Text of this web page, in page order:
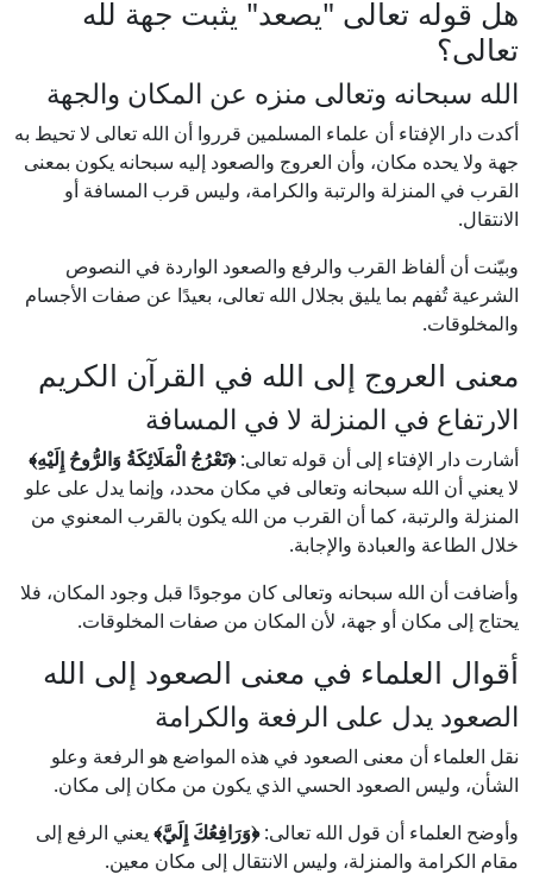
هل قوله تعالى "يصعد" يثبت جهة لله
تعالى؟
الله سبحانه وتعالى منزه عن المكان والجهة
أكدت دار الإفتاء أن علماء المسلمين قرروا أن الله تعالى لا تحيط به
جهة ولا يحده مكان، وأن العروج والصعود إليه سبحانه يكون بمعنى
القرب في المنزلة والرتبة والكرامة، وليس قرب المسافة أو
الانتقال.
وبيّنت أن ألفاظ القرب والرفع والصعود الواردة في النصوص
الشرعية تُفهم بما يليق بجلال الله تعالى، بعيدًا عن صفات الأجسام
والمخلوقات.
معنى العروج إلى الله في القرآن الكريم
الارتفاع في المنزلة لا في المسافة
أشارت دار الإفتاء إلى أن قوله تعالى:﴿تَعْرُجُ الْمَلَائِكَةُ وَالرُّوحُ إِلَيْهِ﴾
لا يعني أن الله سبحانه وتعالى في مكان محدد، وإنما يدل على علو
المنزلة والرتبة، كما أن القرب من الله يكون بالقرب المعنوي من
خلال الطاعة والعبادة والإجابة.
وأضافت أن الله سبحانه وتعالى كان موجودًا قبل وجود المكان، فلا
يحتاج إلى مكان أو جهة، لأن المكان من صفات المخلوقات.
أقوال العلماء في معنى الصعود إلى الله
الصعود يدل على الرفعة والكرامة
نقل العلماء أن معنى الصعود في هذه المواضع هو الرفعة وعلو
الشأن، وليس الصعود الحسي الذي يكون من مكان إلى مكان.
وأوضح العلماء أن قول الله تعالى:﴿وَرَافِعُكَ إِلَيَّ﴾ يعني الرفع إلى
مقام الكرامة والمنزلة، وليس الانتقال إلى مكان معين.